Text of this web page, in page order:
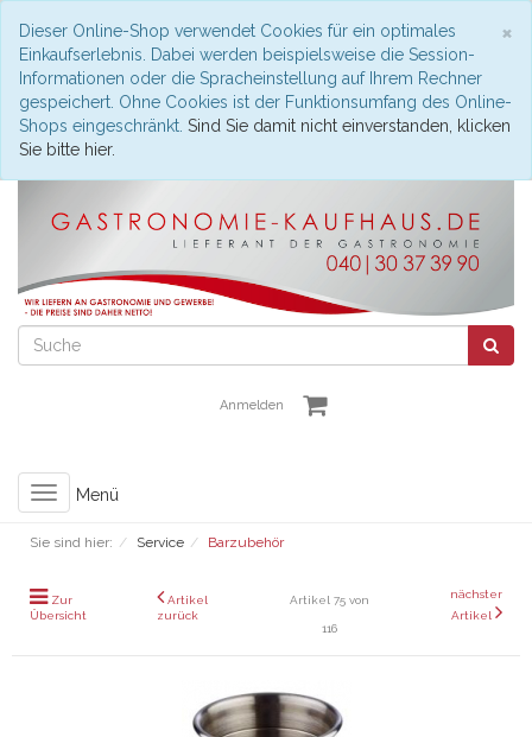
×
Dieser Online-Shop verwendet Cookies für ein optimales
Einkaufserlebnis. Dabei werden beispielsweise die Session-
Informationen oder die Spracheinstellung auf Ihrem Rechner
gespeichert. Ohne Cookies ist der Funktionsumfang des Online-
Shops eingeschränkt. Sind Sie damit nicht einverstanden, klicken
Sie bitte hier.
Anmelden
Toggle
navigation
Menü
Sie sind hier: Service Barzubehör
Zur
Übersicht
Artikel
zurück
Artikel 75 von
116
nächster
Artikel